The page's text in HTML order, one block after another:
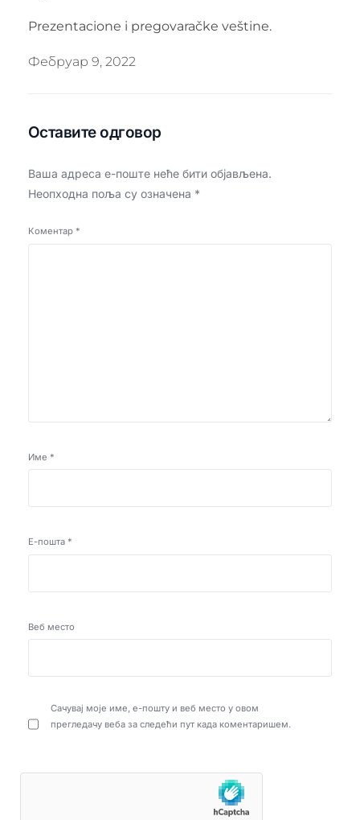
Prezentacione i pregovaračke veštine.
Фебруар 9, 2022
Оставите одговор
Ваша адреса е-поште неће бити објављена.
Неопходна поља су означена *
Коментар *
Име *
Е-пошта *
Веб место
Сачувај моје име, е-пошту и веб место у овом
прегледачу веба за следећи пут када коментаришем.